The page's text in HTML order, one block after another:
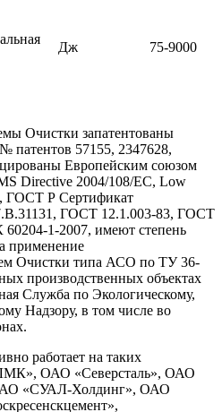
Дж 75-9000
Очистки запатентованы
57155, 2347628,
Европейским союзом
Directive 2004/108/EC, Low
ГОСТ Р Сертификат
ГОСТ 12.1.003-83, ГОСТ
1-2007, имеют степень
применение
Очистки типа АСО по ТУ 36-
производственных объектах
Служба по Экологическому,
Надзору, в том числе во
работает на таких
ОАО «Северсталь», ОАО
«СУАЛ-Холдинг», ОАО